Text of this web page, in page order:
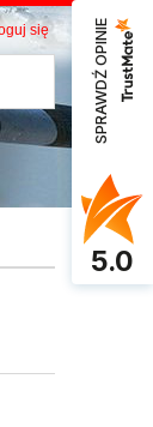
się SPRAWDŹ OPINIE
5.0